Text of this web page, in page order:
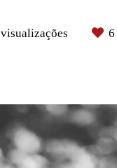
visualizações 6